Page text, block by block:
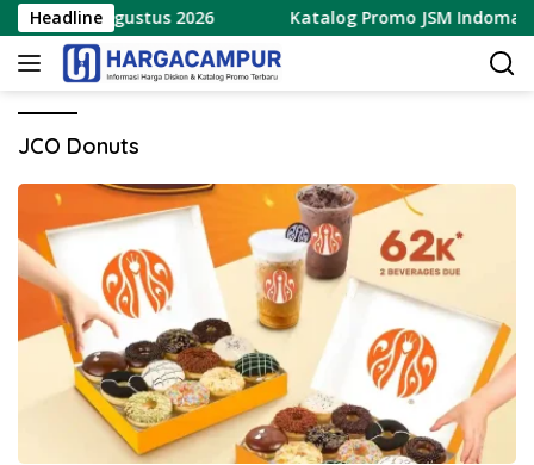
Langsung
ke
konten
Headline
7 – 9 Agustus 2026 Katalog Promo JSM Indomaret
JCO Donuts